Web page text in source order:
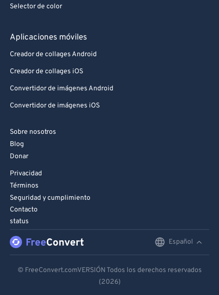
Selector de color
Aplicaciones móviles
Creador de collages Android
Creador de collages iOS
Convertidor de imágenes Android
Convertidor de imágenes iOS
Sobre nosotros
Blog
Donar
Privacidad
Términos
Seguridad y cumplimiento
Contacto
status
Español
Español
© FreeConvert.comVERSIÓN Todos los derechos reservados
(2026)